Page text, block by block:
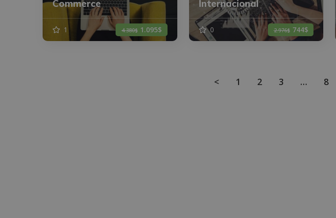
Commerce
1 4.380$ 1.095$
Internacional
0 2.976$ 744$
< 1 2 3 … 8